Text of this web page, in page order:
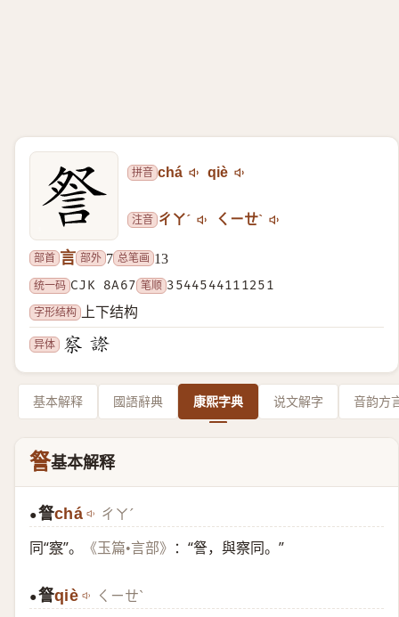
拼音 chá qiè
注音 ㄔㄚˊ ㄑㄧㄝˋ
部首 言 部外 7 总笔画 13
统一码 CJK 8A67 笔顺 3544544111251
字形结构
上下结构
异体
基本解释 國語辭典 康熙字典 说文解字 音韵方
詧基本解释
●詧chá ㄔㄚˊ
同“察”。 《玉篇•言部》 ：“詧，與察同。”
●詧qiè ㄑㄧㄝˋ